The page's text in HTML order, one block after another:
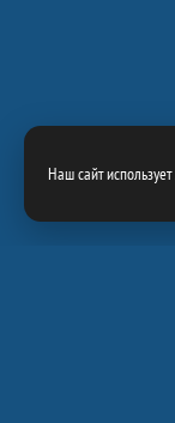
Наш сайт